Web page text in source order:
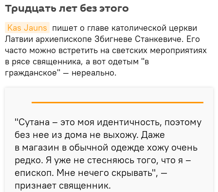
Тридцать лет без этого
Kas Jauns пишет о главе католической церкви
Латвии архиепископе Збигневе Станкевиче. Его
часто можно встретить на светских мероприятиях
в рясе священника, а вот одетым "в
гражданское" — нереально.
"Сутана – это моя идентичность, поэтому
без нее из дома не выхожу. Даже
в магазин в обычной одежде хожу очень
редко. Я уже не стесняюсь того, что я –
епископ. Мне нечего скрывать", —
признает священник.